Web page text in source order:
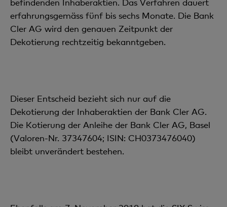
befindenden Inhaberaktien. Das Verfahren dauert
erfahrungsgemäss fünf bis sechs Monate. Die Bank
Cler AG wird den genauen Zeitpunkt der
Dekotierung rechtzeitig bekanntgeben.
Dieser Entscheid bezieht sich nur auf die
Dekotierung der Inhaberaktien der Bank Cler AG.
Die Kotierung der Anleihe der Bank Cler AG, Basel
(Valoren-Nr. 37347604; ISIN: CH0373476040)
bleibt unverändert bestehen.